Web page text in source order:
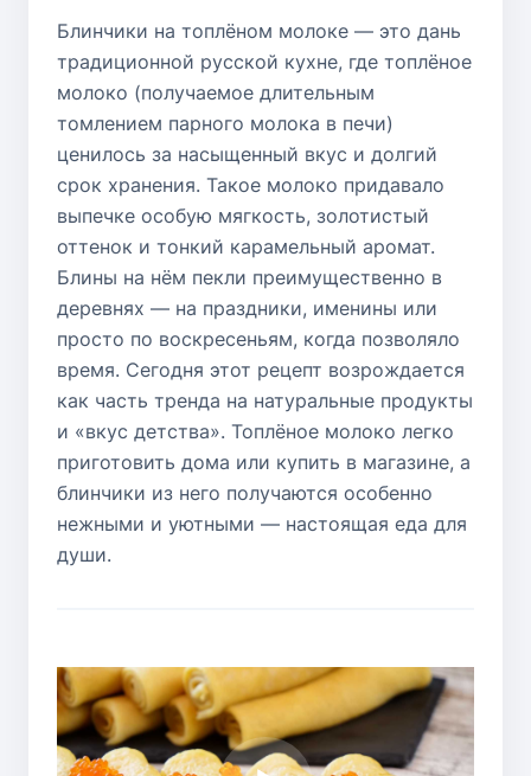
Блинчики на топлёном молоке — это дань
традиционной русской кухне, где топлёное
молоко (получаемое длительным
томлением парного молока в печи)
ценилось за насыщенный вкус и долгий
срок хранения. Такое молоко придавало
выпечке особую мягкость, золотистый
оттенок и тонкий карамельный аромат.
Блины на нём пекли преимущественно в
деревнях — на праздники, именины или
просто по воскресеньям, когда позволяло
время. Сегодня этот рецепт возрождается
как часть тренда на натуральные продукты
и «вкус детства». Топлёное молоко легко
приготовить дома или купить в магазине, а
блинчики из него получаются особенно
нежными и уютными — настоящая еда для
души.